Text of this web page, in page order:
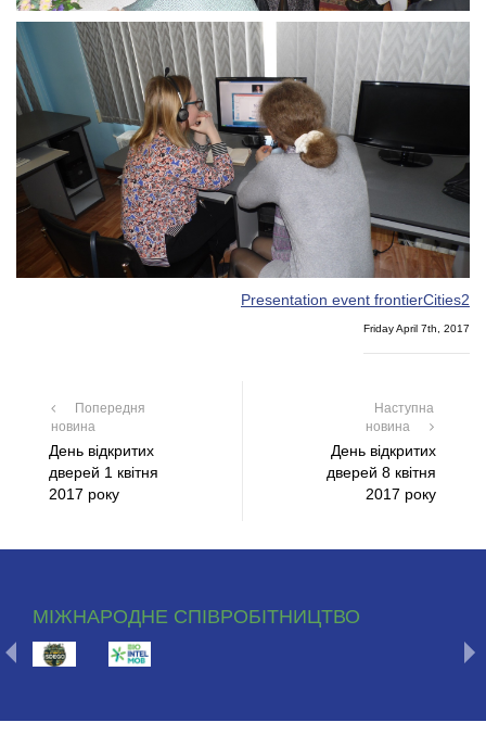
Presentation event frontierCities2
Friday April 7th, 2017
Попередня
новина
День відкритих
дверей 1 квітня
2017 року
Наступна
новина
День відкритих
дверей 8 квітня
2017 року
МІЖНАРОДНЕ СПІВРОБІТНИЦТВО